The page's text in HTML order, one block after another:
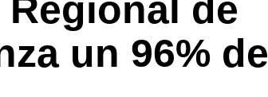
de
un 96% de